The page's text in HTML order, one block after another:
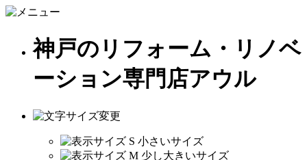
神戸のリフォーム・リノベ
ーション専門店アウル